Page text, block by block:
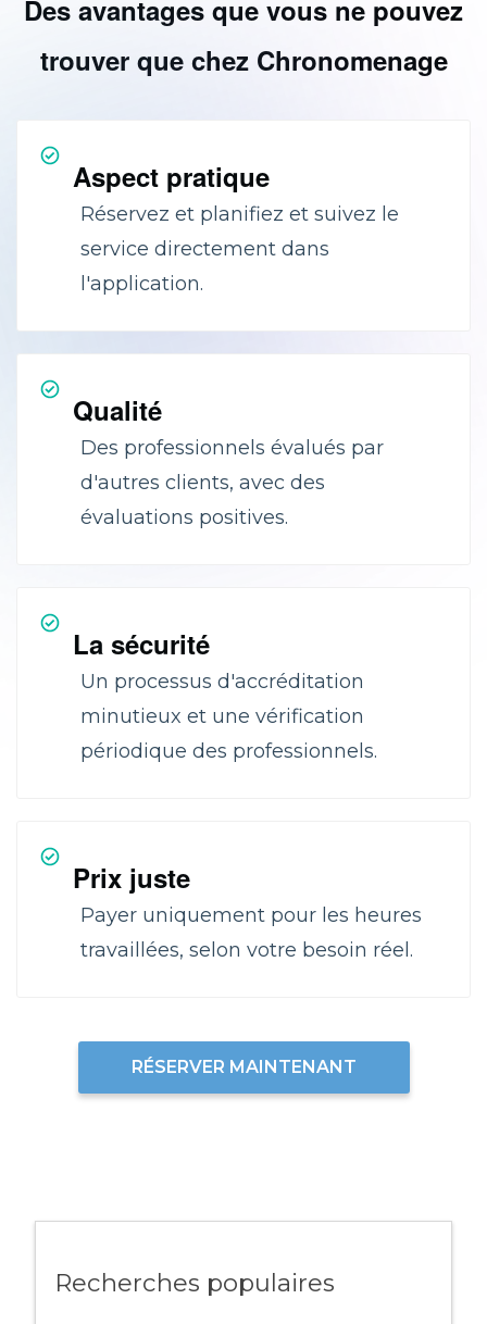
Des avantages que vous ne pouvez
trouver que chez Chronomenage
Aspect pratique
Réservez et planifiez et suivez le
service directement dans
l'application.
Qualité
Des professionnels évalués par
d'autres clients, avec des
évaluations positives.
La sécurité
Un processus d'accréditation
minutieux et une vérification
périodique des professionnels.
Prix juste
Payer uniquement pour les heures
travaillées, selon votre besoin réel.
RÉSERVER MAINTENANT
Recherches populaires